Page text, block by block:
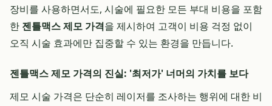
장비를 사용하면서도, 시술에 필요한 모든 부대 비용을 포함
한 젠틀맥스 제모 가격을 제시하여 고객이 비용 걱정 없이
오직 시술 효과에만 집중할 수 있는 환경을 만듭니다.
젠틀맥스 제모 가격의 진실: '최저가' 너머의 가치를 보다
제모 시술 가격은 단순히 레이저를 조사하는 행위에 대한 비